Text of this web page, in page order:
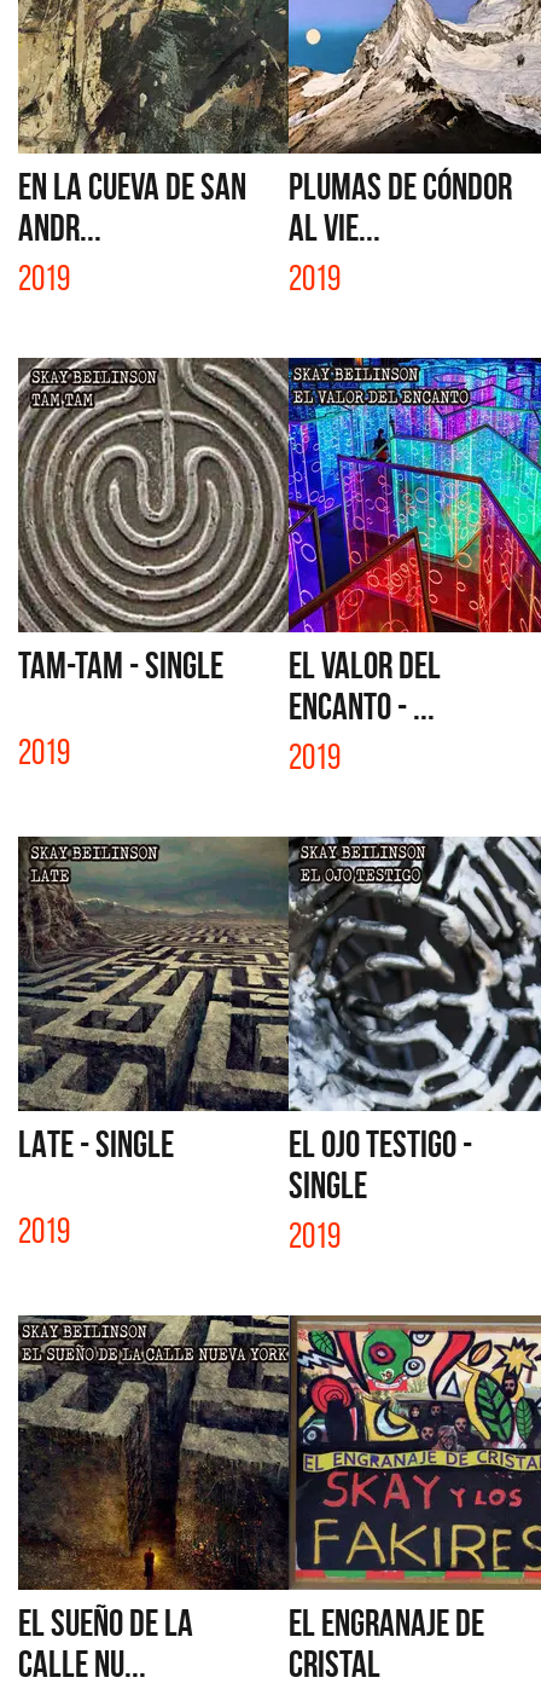
EN LA CUEVA DE SAN
ANDR...
2019
PLUMAS DE CÓNDOR
AL VIE...
2019
TAM-TAM - SINGLE
2019
EL VALOR DEL
ENCANTO - ...
2019
LATE - SINGLE
2019
EL OJO TESTIGO -
SINGLE
2019
EL SUEÑO DE LA
CALLE NU...
EL ENGRANAJE DE
CRISTAL